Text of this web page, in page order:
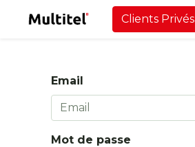
Clients Privés
Email
Mot de passe